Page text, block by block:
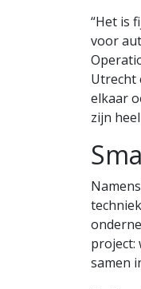
“Het is
voor
Utrecht
elkaar
zijn
project:
samen